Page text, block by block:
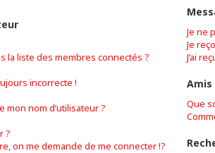
la liste des membres connectés ?
incorrecte !
nom d’utilisateur ?
?
on me demande de me connecter !?
Je ne
Je
J’ai
Que